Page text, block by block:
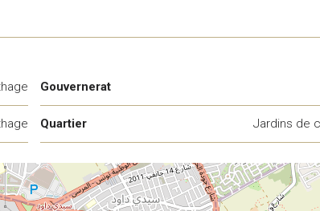
Gouvernerat
Quartier Jardins de